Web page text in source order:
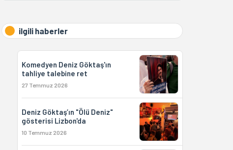
ilgili haberler
Komedyen Deniz Göktaş'ın
tahliye talebine ret
27 Temmuz 2026
Deniz Göktaş’ın "Ölü Deniz"
gösterisi Lizbon'da
10 Temmuz 2026